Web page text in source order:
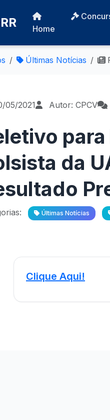
Home
Últimas Notícias
05/2021 Autor: CPCV
da
Últimas Notícias
Clique Aqui!